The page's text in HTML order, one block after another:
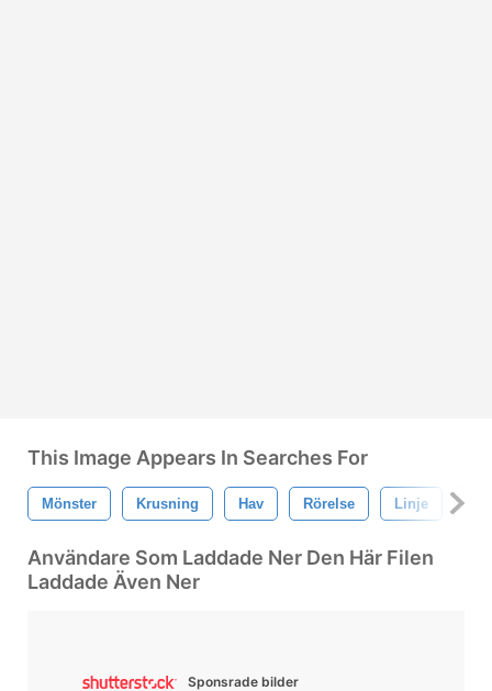
This Image Appears In Searches For
Mönster Krusning Hav Rörelse Linje
Användare Som Laddade Ner Den Här Filen
Laddade Även Ner
Sponsrade bilder